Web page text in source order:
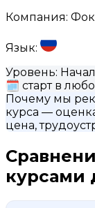
Компания:
Язык:
Уровень:
🗓 старт в
Почему мы
курса —
цена,
курсами